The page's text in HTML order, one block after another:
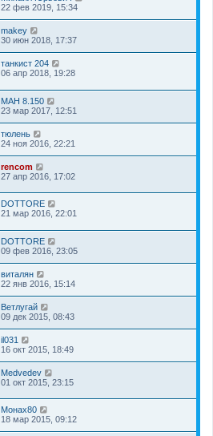
22 фев 2019, 15:34
makey
30 июн 2018, 17:37
танкист 204
06 апр 2018, 19:28
МАН 8.150
23 мар 2017, 12:51
тюлень
24 ноя 2016, 22:21
rencom
27 апр 2016, 17:02
DOTTORE
21 мар 2016, 22:01
DOTTORE
09 фев 2016, 23:05
виталян
22 янв 2016, 15:14
Ветлугай
09 дек 2015, 08:43
il031
16 окт 2015, 18:49
Medvedev
01 окт 2015, 23:15
Монах80
18 мар 2015, 09:12